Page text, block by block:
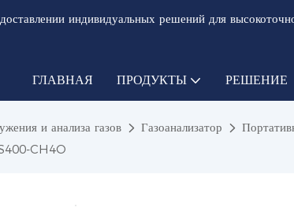
индивидуальных решений для
ГЛАВНАЯ ПРОДУКТЫ РЕШЕНИЕ
и анализа газов Газоанализатор
CH4O